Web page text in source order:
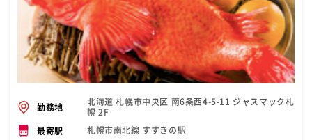
勤務地
北海道 札幌市中央区 南6条西4-5-11 ジャスマック札
幌 2F
最寄駅 札幌市南北線 すすきの駅